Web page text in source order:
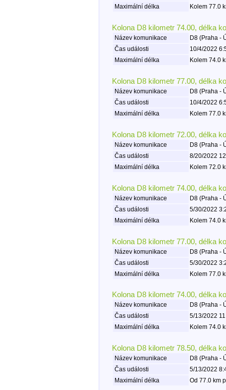
Maximální délka Kolem 77.0
Kolona D8 kilometr 74.00, délka
Název komunikace
D8 (Praha -
Čas události
10/4/2022
Maximální délka
Kolem 74.0
Kolona D8 kilometr 77.00, délka
Název komunikace
D8 (Praha -
Čas události
10/4/2022
Maximální délka
Kolem 77.0
Kolona D8 kilometr 72.00, délka
Název komunikace
D8 (Praha -
Čas události
8/20/2022
Maximální délka
Kolem 72.0
Kolona D8 kilometr 74.00, délka
Název komunikace
D8 (Praha -
Čas události
5/30/2022
Maximální délka
Kolem 74.0
Kolona D8 kilometr 77.00, délka
Název komunikace
D8 (Praha -
Čas události
5/30/2022
Maximální délka
Kolem 77.0
Kolona D8 kilometr 74.00, délka
Název komunikace
D8 (Praha -
Čas události
5/13/2022
Maximální délka
Kolem 74.0
Kolona D8 kilometr 78.50, délka
Název komunikace
D8 (Praha -
Čas události
5/13/2022
Maximální délka
Od 77.0 km